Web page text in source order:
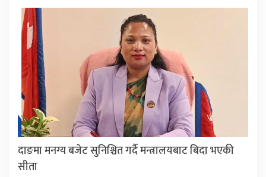
दाङमा मनग्य बजेट सुनिश्चित गर्दै मन्त्रालयबाट बिदा भएकी
सीता